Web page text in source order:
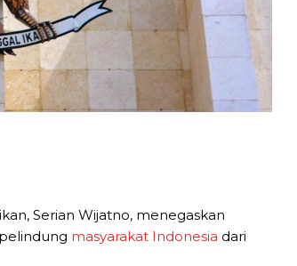
Serian Wijatno, menegaskan
masyarakat Indonesia dari